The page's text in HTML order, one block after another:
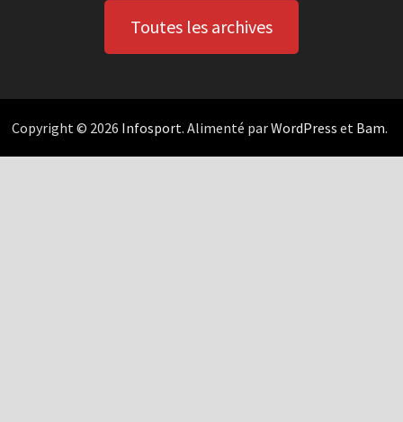
Toutes les archives
Copyright © 2026 Infosport. Alimenté parWordPress et Bam.